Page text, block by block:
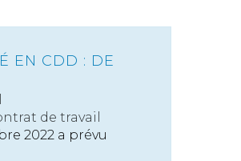
EN CDD : DE
de travail
2022 a prévu